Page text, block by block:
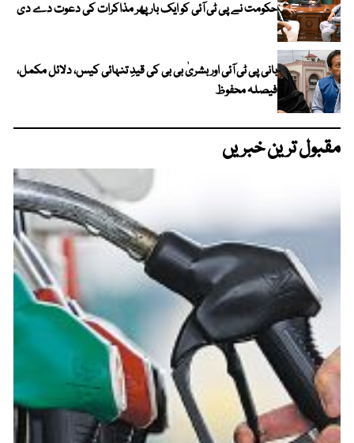
حکومت نے پی ٹی آئی کو ایک بارپھر مذاکرات کی دعوت دے دی
بانی پی ٹی آئی اور بشریٰ بی بی کی قیدِ تنہائی کیس، دلائل مکمل،
فیصلہ محفوظ
مقبول ترین خبریں